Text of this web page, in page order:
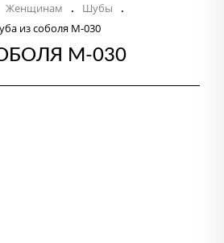
Женщинам . Шубы .
из соболя М-030
М-030